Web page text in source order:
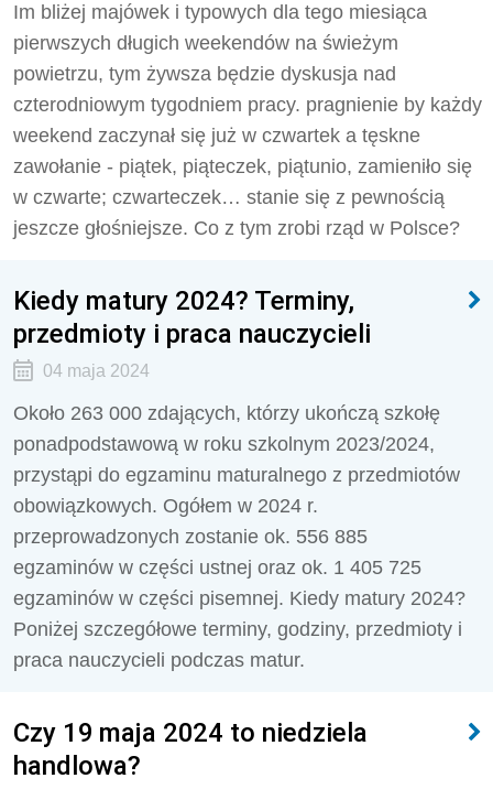
Im bliżej majówek i typowych dla tego miesiąca
pierwszych długich weekendów na świeżym
powietrzu, tym żywsza będzie dyskusja nad
czterodniowym tygodniem pracy. pragnienie by każdy
weekend zaczynał się już w czwartek a tęskne
zawołanie - piątek, piąteczek, piątunio, zamieniło się
w czwarte; czwarteczek… stanie się z pewnością
jeszcze głośniejsze. Co z tym zrobi rząd w Polsce?
Kiedy matury 2024? Terminy,
przedmioty i praca nauczycieli
04 maja 2024
Około 263 000 zdających, którzy ukończą szkołę
ponadpodstawową w roku szkolnym 2023/2024,
przystąpi do egzaminu maturalnego z przedmiotów
obowiązkowych. Ogółem w 2024 r.
przeprowadzonych zostanie ok. 556 885
egzaminów w części ustnej oraz ok. 1 405 725
egzaminów w części pisemnej. Kiedy matury 2024?
Poniżej szczegółowe terminy, godziny, przedmioty i
praca nauczycieli podczas matur.
Czy 19 maja 2024 to niedziela
handlowa?